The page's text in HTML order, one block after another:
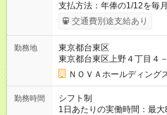
支払方法：年俸の1/12を毎
みます。※超過分は全額支
円／月 みなし残業時間 15
ど、成果に応じて年2回イン
社員が、半期で20～30万円
も。頑張りが目に見える形
ベーションで仕事に取り組めます。 ★毎月チャ
ーディな昇格。
え、毎月、現場の管理職が
交通費別途支給あり
勤務地
東京都台東区
東京都台東区上野４丁目４
ＮＯＶＡホールディング
勤務時間
シフト制
1日あたりの実働時間：最